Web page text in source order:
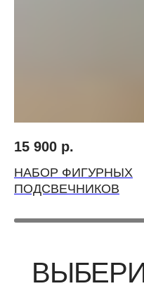
15 900 р.
НАБОР ФИГУРНЫХ
ПОДСВЕЧНИКОВ